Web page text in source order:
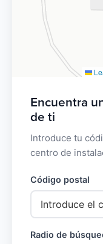
Encuentra
de ti
Introduce tu
centro de
Código postal
Radio de